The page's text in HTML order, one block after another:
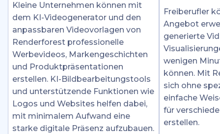
Kleine Unternehmen können mit
dem KI-Videogenerator und den
anpassbaren Videovorlagen von
Renderforest professionelle
Werbevideos, Markengeschichten
und Produktpräsentationen
erstellen. KI-Bildbearbeitungstools
und unterstützende Funktionen wie
Logos und Websites helfen dabei,
mit minimalem Aufwand eine
starke digitale Präsenz aufzubauen.
Freiberufler
Angebot
generierte
wenigen
können. Mit
sich ohne
einfache
für
erstellen.